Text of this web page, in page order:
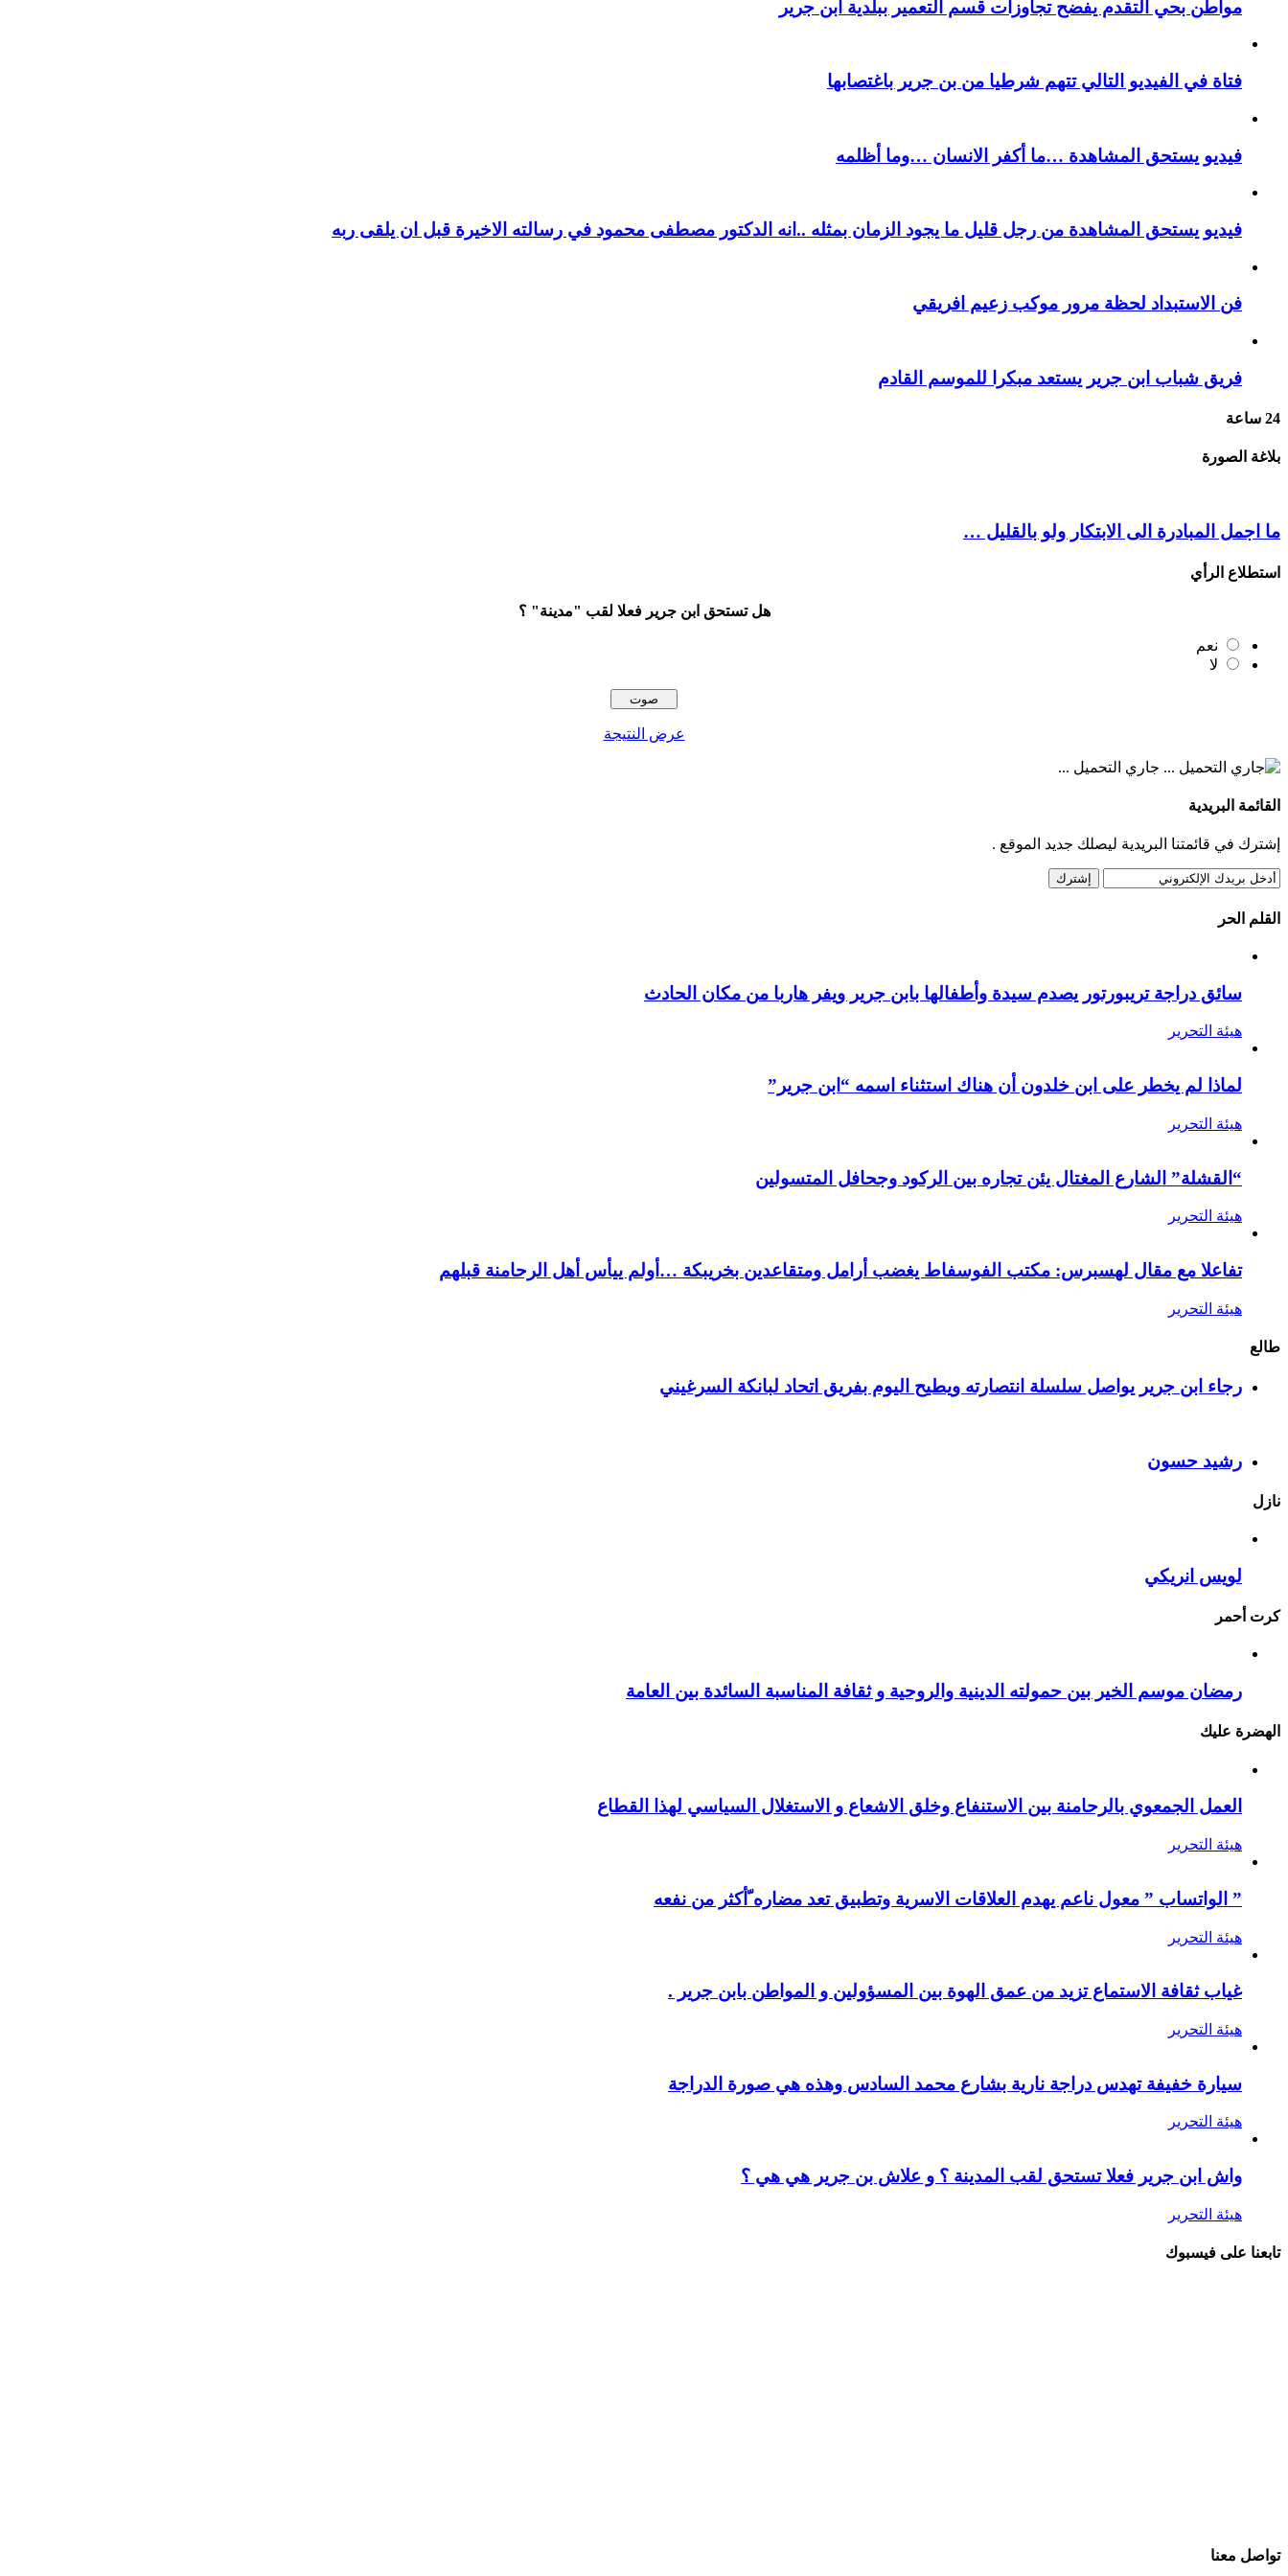
مواطن بحي التقدم يفضح تجاوزات قسم التعمير ببلدية ابن جرير
فتاة في الفيديو التالي تتهم شرطيا من بن جرير باغتصابها
فيديو يستحق المشاهدة …ما أكفر الانسان …وما أظلمه
فيديو يستحق المشاهدة من رجل قليل ما يجود الزمان بمثله ..انه الدكتور مصطفى محمود في رسالته الاخيرة قبل ان يلقى ربه
فن الاستبداد لحظة مرور موكب زعيم افريقي
فريق شباب ابن جرير يستعد مبكرا للموسم القادم
24 ساعة
بلاغة الصورة
ما اجمل المبادرة الى الابتكار ولو بالقليل …
استطلاع الرأي
هل تستحق ابن جرير فعلا لقب "مدينة" ؟
نعم
لا
عرض النتيجة
جاري التحميل ...
القائمة البريدية
إشترك في قائمتنا البريدية ليصلك جديد الموقع .
القلم الحر
سائق دراجة تريبورتور يصدم سيدة وأطفالها بابن جرير ويفر هاربا من مكان الحادث
هيئة التحرير
لماذا لم يخطر على ابن خلدون أن هناك استثناء اسمه “ابن جرير”
هيئة التحرير
“القشلة” الشارع المغتال يئن تجاره بين الركود وجحافل المتسولين
هيئة التحرير
تفاعلا مع مقال لهسبرس: مكتب الفوسفاط يغضب أرامل ومتقاعدين بخريبكة …أولم ييأس أهل الرحامنة قبلهم
هيئة التحرير
طالع
رجاء ابن جرير يواصل سلسلة انتصارته ويطيح اليوم بفريق اتحاد لبانكة السرغيني
رشيد حسون
نازل
لويس انريكي
كرت أحمر
رمضان موسم الخير بين حمولته الدينية والروحية و ثقافة المناسبة السائدة بين العامة
الهضرة عليك
العمل الجمعوي بالرحامنة بين الاستنفاع وخلق الاشعاع و الاستغلال السياسي لهذا القطاع
هيئة التحرير
” الواتساب ” معول ناعم يهدم العلاقات الاسرية وتطبيق تعد مضاره ّأكثر من نفعه
هيئة التحرير
غياب ثقافة الاستماع تزيد من عمق الهوة بين المسؤولين و المواطن بابن جرير .
هيئة التحرير
سيارة خفيفة تهدس دراجة نارية بشارع محمد السادس وهذه هي صورة الدراجة
هيئة التحرير
واش ابن جرير فعلا تستحق لقب المدينة ؟ و علاش بن جرير هي هي ؟
هيئة التحرير
تابعنا على فيسبوك
تواصل معنا